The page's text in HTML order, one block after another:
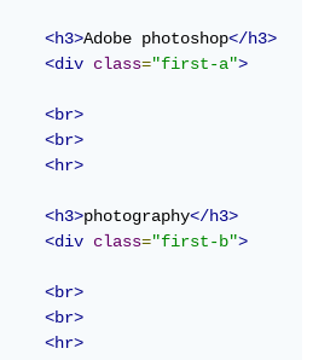
<h3>Adobe photoshop</h3>
<div
class="first-a">
<br>
<br>
<hr>
<h3>photography</h3>
<div
class="first-b">
<br>
<br>
<hr>